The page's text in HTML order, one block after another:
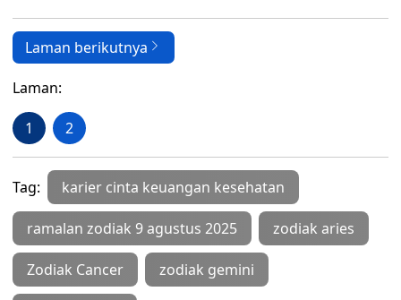
Laman berikutnya
Laman:
1 2
Tag: karier cinta keuangan kesehatan
ramalan zodiak 9 agustus 2025 zodiak aries
Zodiak Cancer zodiak gemini